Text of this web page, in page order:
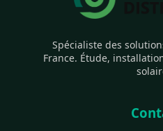
Spécialiste des
France. Étude,